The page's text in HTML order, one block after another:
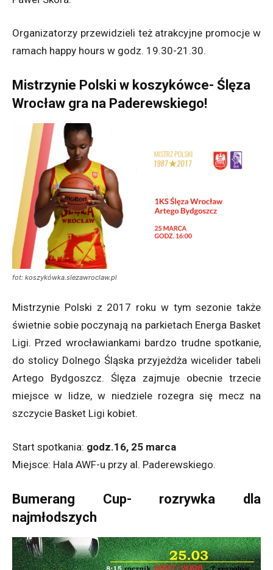
Organizatorzy przewidzieli też atrakcyjne promocje w
ramach happy hours w godz. 19.30-21.30.
Mistrzynie Polski w koszykówce- Ślęza
Wrocław gra na Paderewskiego!
fot: koszykówka.slezawroclaw.pl
Mistrzynie Polski z 2017 roku w tym sezonie także
świetnie sobie poczynają na parkietach Energa Basket
Ligi. Przed wrocławiankami bardzo trudne spotkanie,
do stolicy Dolnego Śląska przyjeżdża wicelider tabeli
Artego Bydgoszcz. Ślęza zajmuje obecnie trzecie
miejsce w lidze, w niedziele rozegra się mecz na
szczycie Basket Ligi kobiet.
Start spotkania: godz.16, 25 marca
Miejsce: Hala AWF-u przy al. Paderewskiego.
Bumerang Cup- rozrywka dla
najmłodszych